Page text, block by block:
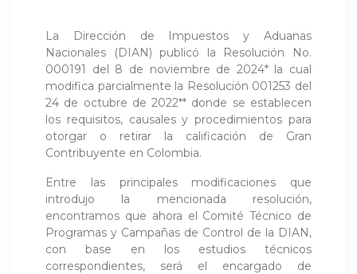
La Dirección de Impuestos y Aduanas
Nacionales (DIAN) publicó la Resolución No.
000191 del 8 de noviembre de 2024* la cual
modifica parcialmente la Resolución 001253 del
24 de octubre de 2022** donde se establecen
los requisitos, causales y procedimientos para
otorgar o retirar la calificación de Gran
Contribuyente en Colombia.
Entre las principales modificaciones que
introdujo la mencionada resolución,
encontramos que ahora el Comité Técnico de
Programas y Campañas de Control de la DIAN,
con base en los estudios técnicos
correspondientes, será el encargado de